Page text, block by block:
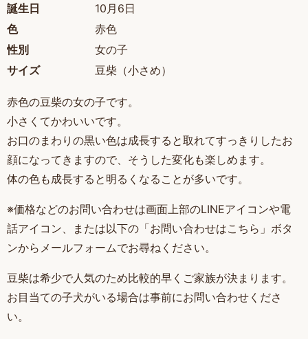
誕生日
10月6日
色
赤色
性別
女の子
サイズ
豆柴（小さめ）
赤色の豆柴の女の子です。
小さくてかわいいです。
お口のまわりの黒い色は成長すると取れてすっきりしたお
顔になってきますので、そうした変化も楽しめます。
体の色も成長すると明るくなることが多いです。
※価格などのお問い合わせは画面上部のLINEアイコンや電
話アイコン、または以下の「お問い合わせはこちら」ボタ
ンからメールフォームでお尋ねください。
豆柴は希少で人気のため比較的早くご家族が決まります。
お目当ての子犬がいる場合は事前にお問い合わせくださ
い。